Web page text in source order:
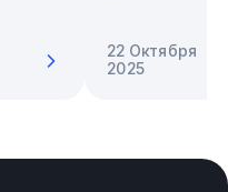
22 Октября
2025